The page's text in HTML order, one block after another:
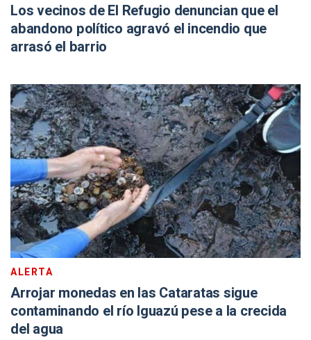
Los vecinos de El Refugio denuncian que el
abandono político agravó el incendio que
arrasó el barrio
ALERTA
Arrojar monedas en las Cataratas sigue
contaminando el río Iguazú pese a la crecida
del agua